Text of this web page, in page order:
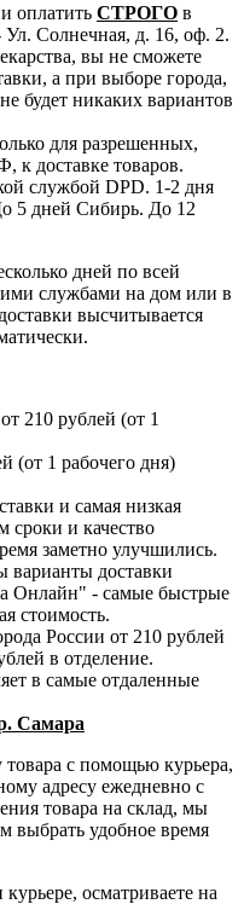
оплатить СТРОГО в
Солнечная, д. 16, оф. 2.
вы не сможете
а при выборе города,
будет никаких вариантов
для разрешенных,
к доставке товаров.
службой DPD. 1-2 дня
5 дней Сибирь. До 12
дней по всей
службами на дом или в
высчитывается
210 рублей (от 1
(от 1 рабочего дня)
и самая низкая
сроки и качество
заметно улучшились.
варианты доставки
Онлайн" - самые быстрые
стоимость.
России от 210 рублей
в отделение.
в самые отдаленные
Самара
товара с помощью курьера,
адресу ежедневно с
товара на склад, мы
выбрать удобное время
осматриваете на